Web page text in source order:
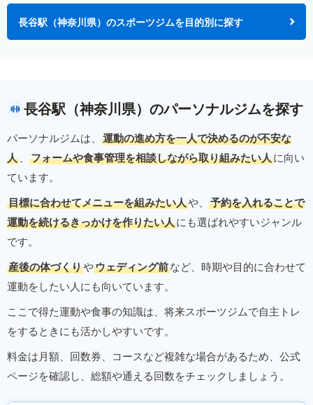
長谷駅（神奈川県）のスポーツジムを目的別に探す
長谷駅（神奈川県）のパーソナルジムを探す
パーソナルジムは、
運動の進め方を一人で決めるのが不安な
人 、 フォームや食事管理を相談しながら取り組みたい人に向い
ています。
目標に合わせてメニューを組みたい人や、
予約を入れることで
運動を続けるきっかけを作りたい人にも選ばれやすいジャンル
です。
産後の体づくりやウェディング前など、時期や目的に合わせて
運動をしたい人にも向いています。
ここで得た運動や食事の知識は、将来スポーツジムで自主トレ
をするときにも活かしやすいです。
料金は月額、回数券、コースなど複雑な場合があるため、公式
ページを確認し、総額や通える回数をチェックしましょう。